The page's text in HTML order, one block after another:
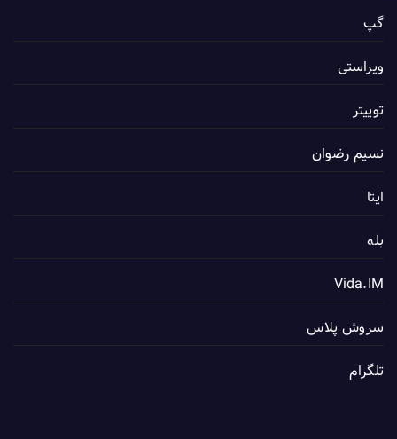
گپ
ویراستی
توییتر
نسیم رضوان
ایتا
بله
Vida.IM
سروش پلاس
تلگرام